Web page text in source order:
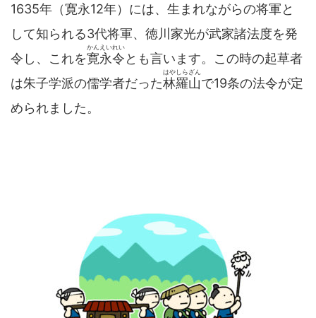
1635年（寛永12年）には、生まれながらの将軍と
して知られる3代将軍、徳川家光が武家諸法度を発
令し、これを寛永令
かんえいれい
とも言います。この時の起草者
は朱子学派の儒学者だった林羅山
はやしらざん
で19条の法令が定
められました。